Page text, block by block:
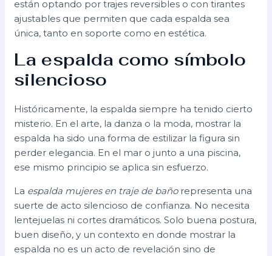
están optando por trajes reversibles o con tirantes
ajustables que permiten que cada espalda sea
única, tanto en soporte como en estética.
La espalda como símbolo
silencioso
Históricamente, la espalda siempre ha tenido cierto
misterio. En el arte, la danza o la moda, mostrar la
espalda ha sido una forma de estilizar la figura sin
perder elegancia. En el mar o junto a una piscina,
ese mismo principio se aplica sin esfuerzo.
La espalda mujeres en traje de bañorepresenta una
suerte de acto silencioso de confianza. No necesita
lentejuelas ni cortes dramáticos. Solo buena postura,
buen diseño, y un contexto en donde mostrar la
espalda no es un acto de revelación sino de